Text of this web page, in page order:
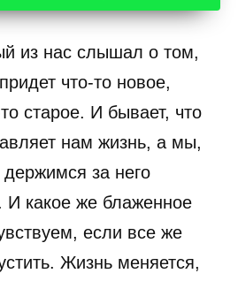
из нас слышал о том,
что-то новое,
старое. И бывает, что
нам жизнь, а мы,
за него
И какое же блаженное
если все же
Жизнь меняется,